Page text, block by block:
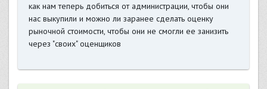
как нам теперь добиться от администрации, чтобы они
нас выкупили и можно ли заранее сделать оценку
рыночной стоимости, чтобы они не смогли ее занизить
через "своих" оценщиков